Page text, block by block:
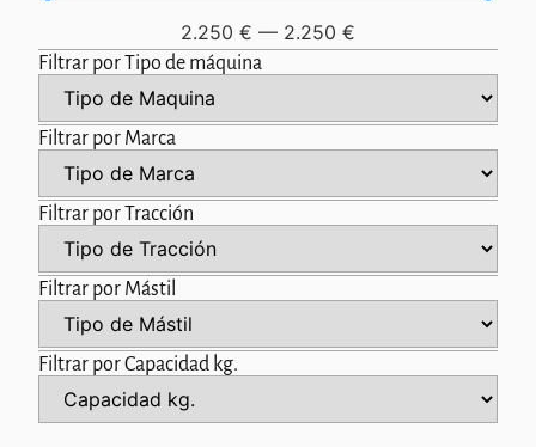
2.250 € — 2.250 €
Filtrar por Tipo de máquina
Filtrar por Marca
Filtrar por Tracción
Filtrar por Mástil
Filtrar por Capacidad kg.